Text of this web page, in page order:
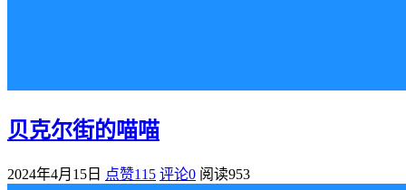
贝克尔街的喵喵
2024年4月15日 点赞115 评论0 阅读953